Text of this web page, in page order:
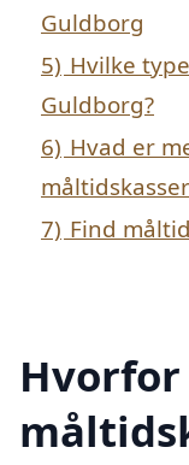
Guldborg
5) Hvilke
Guldborg?
6) Hvad er
7) Find